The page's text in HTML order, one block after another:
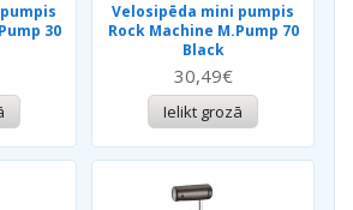
30
Velosipēda mini pumpis
Rock Machine M.Pump 70
Black
30,49€
Ielikt grozā